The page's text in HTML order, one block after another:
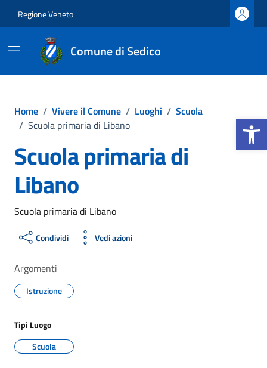
Apri la
Regione Veneto
Comune di Sedico
Home / Vivere il Comune / Luoghi / Scuola
/ Scuola primaria di Libano
Scuola primaria di
Libano
Scuola primaria di Libano
Condividi Vedi azioni
Argomenti
Istruzione
Tipi Luogo
Scuola